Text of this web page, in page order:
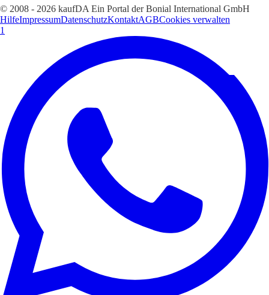
© 2008 - 2026 kaufDA Ein Portal der Bonial International GmbH
HilfeImpressumDatenschutzKontaktAGBCookies verwalten
1